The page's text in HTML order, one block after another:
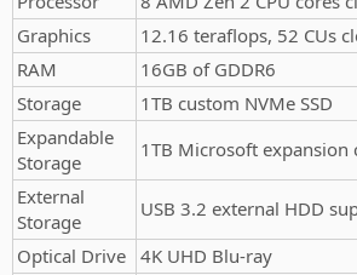
Graphics
12.16 teraflops, 52 CUs
RAM
16GB of GDDR6
Storage
1TB custom NVMe SSD
Expandable
Storage
1TB Microsoft expansion
External
Storage
USB 3.2 external HDD
Optical Drive 4K UHD Blu-ray